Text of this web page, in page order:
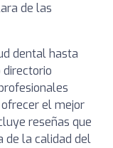
de las
dental hasta
directorio
el mejor
reseñas que
de la calidad del